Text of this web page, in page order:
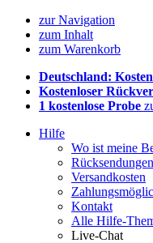
zur Navigation
zum Inhalt
zum Warenkorb
Deutschland:
Kostenloser
1 kostenlose Probe
Hilfe
Wo ist meine
Rücksendungen
Versandkosten
Kontakt
Alle Hilfe-
Live-Chat